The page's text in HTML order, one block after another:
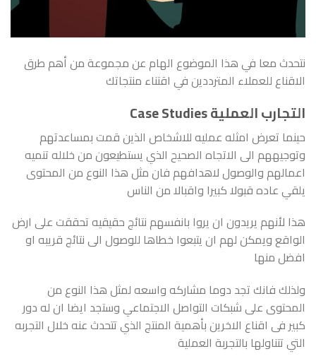
نتحدث معا في هذا الموضوع الهام عن مجموعة من أهم طرق
الاقناع للعملاء المترددين في اقتناء منتجاتك
التجارب العملية Case Studies
حينما تعرض امثله عمليه للاشخاص الذين قمت بمساعدتهم
وتوجيههم الى الاتجاه الصحيح الذي يستطيعون من خلاله تنميه
اعمالهم والوصول لاهدافهم فان مثل هذا النوع من المحتوى
يلقي عاده قبولا كبيرا واقبالا من الناس
هذا لأنهم يريدون ان يروا بانفسهم نتائج حقيقيه تحققت على ارض
الواقع ويمكن لهم ان يتبعوا خطاها للوصول الى نتائج قريبه او
افضل منها
ولذلك فانك تجد دوما مشاركه واسعه لمثل هذا النوع من
المحتوى على شبكات التواصل الاجتماعي وستجد ايضا ان له دور
كبير فى اقناع الاخرين بأهمية المنتج الذي تتحدث عنه خلال التجربه
التي تتناولها بالتجربة العملية